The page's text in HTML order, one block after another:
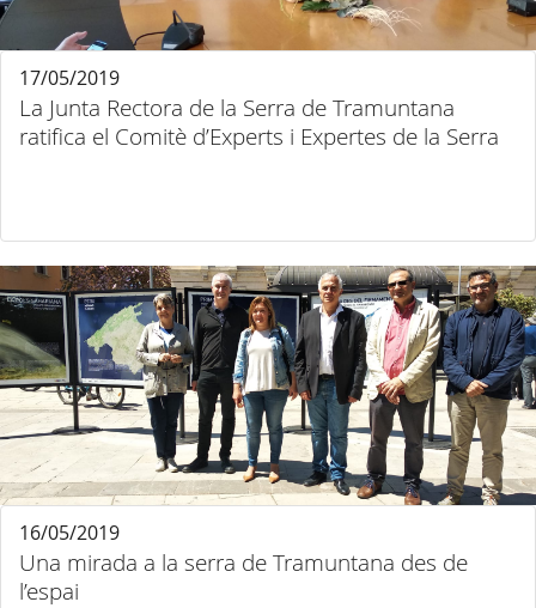
La Junta Rectora de la Serra de Tramuntana
ratifica el Comitè d’Experts i Expertes de la Serra
17/05/2019
Una mirada a la serra de Tramuntana des de
l’espai
16/05/2019